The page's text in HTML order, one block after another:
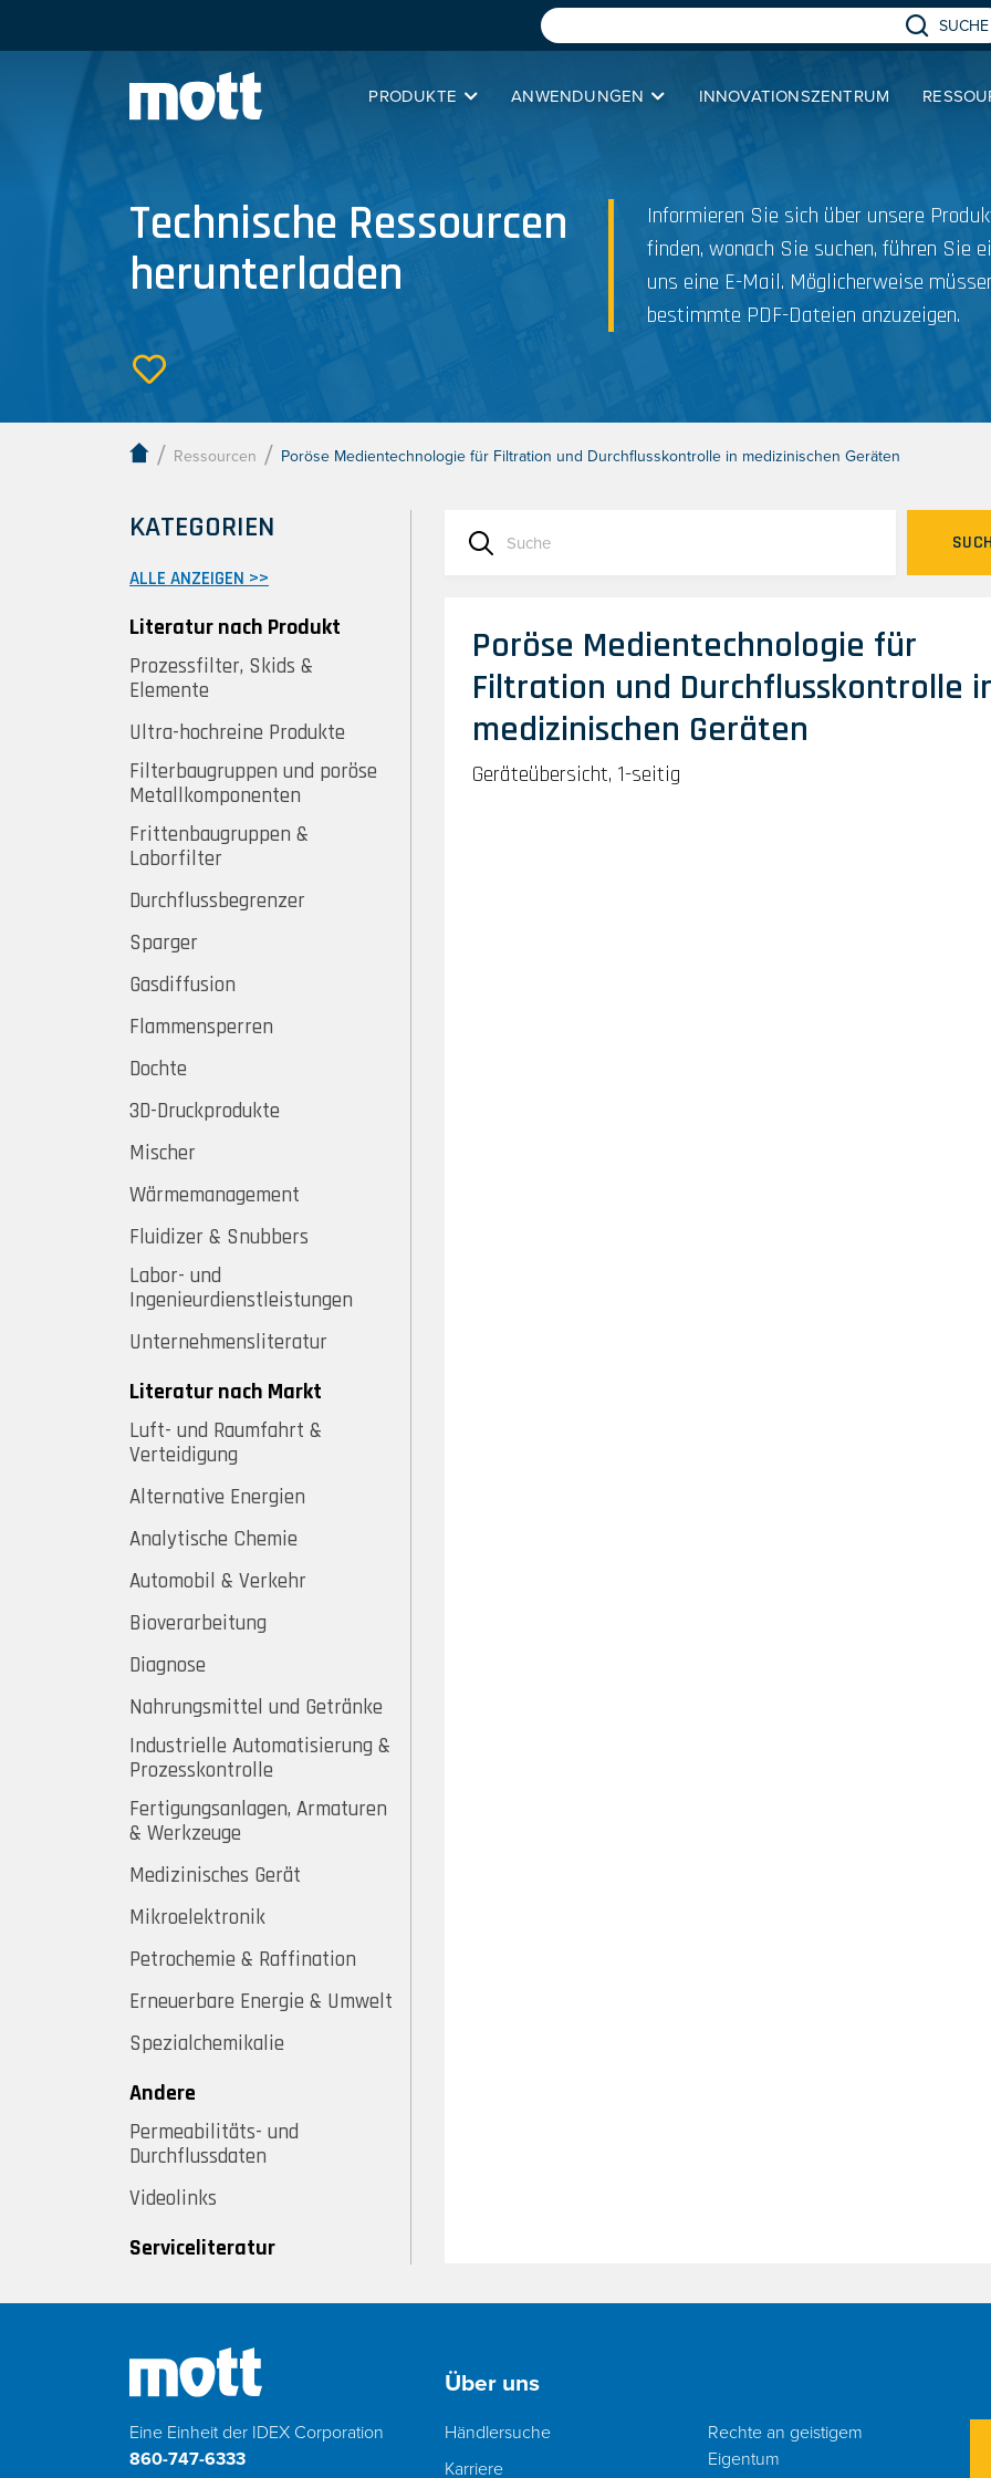
SUCHE
PRODUKTE ANWENDUNGEN INNOVATIONSZENTRUM
Technische Ressourcen
herunterladen
Informieren Sie sich über unsere
finden, wonach Sie suchen, führen Sie
uns eine E-Mail. Möglicherweise
bestimmte PDF-Dateien anzuzeigen.
/ Ressourcen / Poröse Medientechnologie für Filtration und Durchflusskontrolle in medizinischen Geräten
KATEGORIEN
ALLE ANZEIGEN >>
Literatur nach Produkt
Prozessfilter, Skids &
Elemente
Ultra-hochreine Produkte
Filterbaugruppen und poröse
Metallkomponenten
Frittenbaugruppen &
Laborfilter
Durchflussbegrenzer
Sparger
Gasdiffusion
Flammensperren
Dochte
3D-Druckprodukte
Mischer
Wärmemanagement
Fluidizer & Snubbers
Labor- und
Ingenieurdienstleistungen
Unternehmensliteratur
Literatur nach Markt
Luft- und Raumfahrt &
Verteidigung
Alternative Energien
Analytische Chemie
Automobil & Verkehr
Bioverarbeitung
Diagnose
Nahrungsmittel und Getränke
Industrielle Automatisierung &
Prozesskontrolle
Fertigungsanlagen, Armaturen
& Werkzeuge
Medizinisches Gerät
Mikroelektronik
Petrochemie & Raffination
Erneuerbare Energie & Umwelt
Spezialchemikalie
Andere
Permeabilitäts- und
Durchflussdaten
Videolinks
Serviceliteratur
Poröse Medientechnologie für
Filtration und Durchflusskontrolle
medizinischen Geräten
Geräteübersicht, 1-seitig
Eine Einheit der IDEX Corporation
860-747-6333
Über uns
Händlersuche
Karriere
Rechte an geistigem
Eigentum